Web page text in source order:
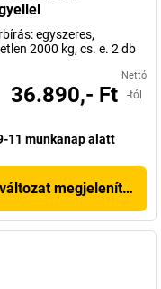
egyszeres,
2000 kg, cs. e. 2 db
Nettó
36.890,- Ft -tól
11 munkanap alatt
megjelenítése